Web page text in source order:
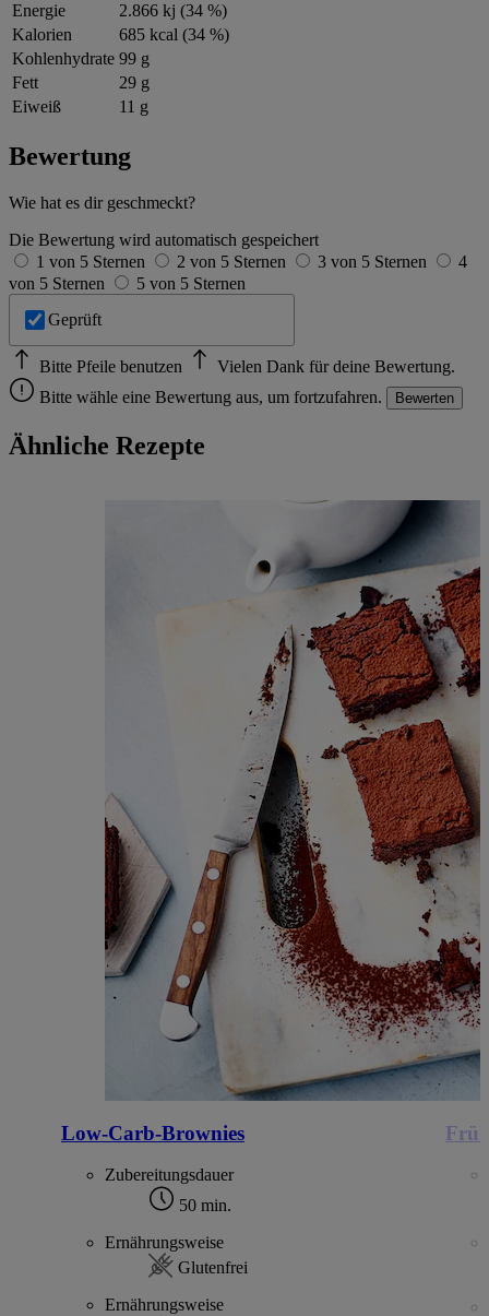
Energie
2.866 kj (34 %)
Kalorien
685 kcal (34 %)
Kohlenhydrate 99 g
Fett
29 g
Eiweiß
11 g
Bewertung
Wie hat es dir geschmeckt?
Die Bewertung wird automatisch gespeichert
1 von 5 Sternen
2 von 5 Sternen 3 von 5 Sternen
4
von 5 Sternen
5 von 5 Sternen
Geprüft
Bitte Pfeile benutzen
Vielen Dank für deine Bewertung.
Bitte wähle eine Bewertung aus, um fortzufahren.
Bewerten
Ähnliche Rezepte
Low-Carb-Brownies
Zubereitungsdauer
50 min.
Ernährungsweise
Glutenfrei
Ernährungsweise